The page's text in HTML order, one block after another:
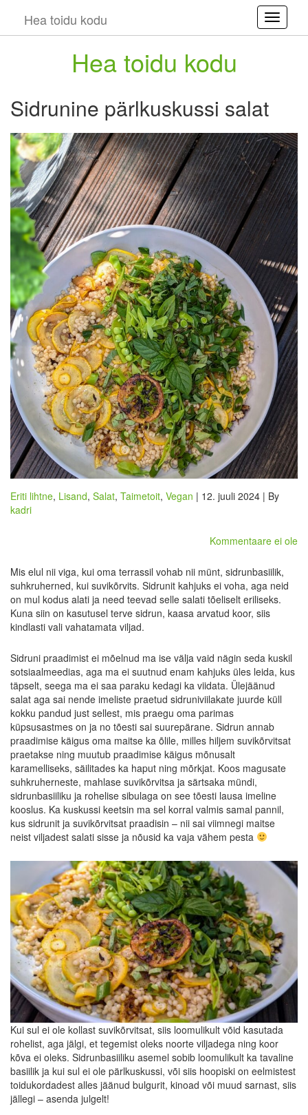
Hea toidu kodu
Hea toidu kodu
Sidrunine pärlkuskussi salat
Eriti lihtne, Lisand, Salat, Taimetoit, Vegan | 12. juuli 2024 | By
kadri
Kommentaare ei ole
Mis elul nii viga, kui oma terrassil vohab nii münt, sidrunbasiilik,
suhkruherned, kui suvikõrvits. Sidrunit kahjuks ei voha, aga neid
on mul kodus alati ja need teevad selle salati tõeliselt eriliseks.
Kuna siin on kasutusel terve sidrun, kaasa arvatud koor, siis
kindlasti vali vahatamata viljad.
Sidruni praadimist ei mõelnud ma ise välja vaid nägin seda kuskil
sotsiaalmeedias, aga ma ei suutnud enam kahjuks üles leida, kus
täpselt, seega ma ei saa paraku kedagi ka viidata. Ülejäänud
salat aga sai nende imeliste praetud sidruniviilakate juurde küll
kokku pandud just sellest, mis praegu oma parimas
küpsusastmes on ja no tõesti sai suurepärane. Sidrun annab
praadimise käigus oma maitse ka õlile, milles hiljem suvikõrvitsat
praetakse ning muutub praadimise käigus mõnusalt
karamelliseks, säilitades ka haput ning mõrkjat. Koos magusate
suhkruherneste, mahlase suvikõrvitsa ja särtsaka mündi,
sidrunbasiiliku ja rohelise sibulaga on see tõesti lausa imeline
kooslus. Ka kuskussi keetsin ma sel korral valmis samal pannil,
kus sidrunit ja suvikõrvitsat praadisin – nii sai viimnegi maitse
neist viljadest salati sisse ja nõusid ka vaja vähem pesta
Kui sul ei ole kollast suvikõrvitsat, siis loomulikult võid kasutada
rohelist, aga jälgi, et tegemist oleks noorte viljadega ning koor
kõva ei oleks. Sidrunbasiiliku asemel sobib loomulikult ka tavaline
basiilik ja kui sul ei ole pärlkuskussi, või siis hoopiski on eelmistest
toidukordadest alles jäänud bulgurit, kinoad või muud sarnast, siis
jällegi – asenda julgelt!